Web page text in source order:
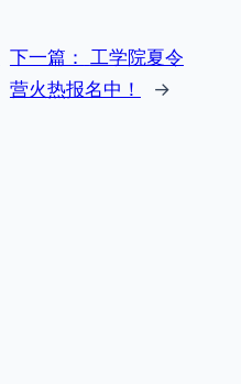
下一篇：
工学院夏令
营火热报名中！
→